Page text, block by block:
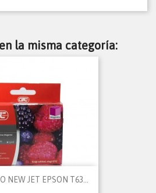
la misma categoría:
NEW JET EPSON T63...